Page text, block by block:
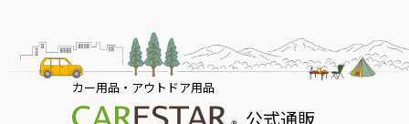
カー用品・アウトドア用品